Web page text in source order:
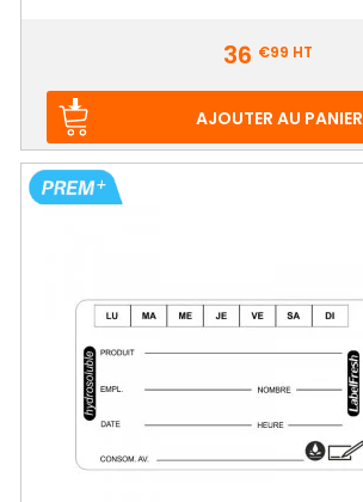
36 €99 HT
AJOUTER AU PANIER